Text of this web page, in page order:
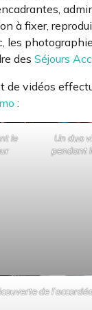
à fixer,
les
des Séjours
de vidéos
:
le
Un duo
pendant
de